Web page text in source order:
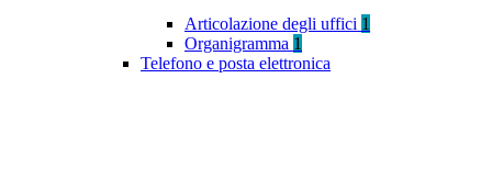
Articolazione degli uffici 1
Organigramma 1
Telefono e posta elettronica